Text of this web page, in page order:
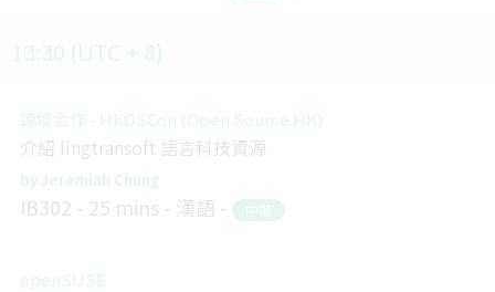
跨境合作 - HKOSCon (Open Source HK)
介紹 lingtransoft 語言科技資源
Jeremiah Chung
IB302 25 mins 漢語 中階
openSUSE